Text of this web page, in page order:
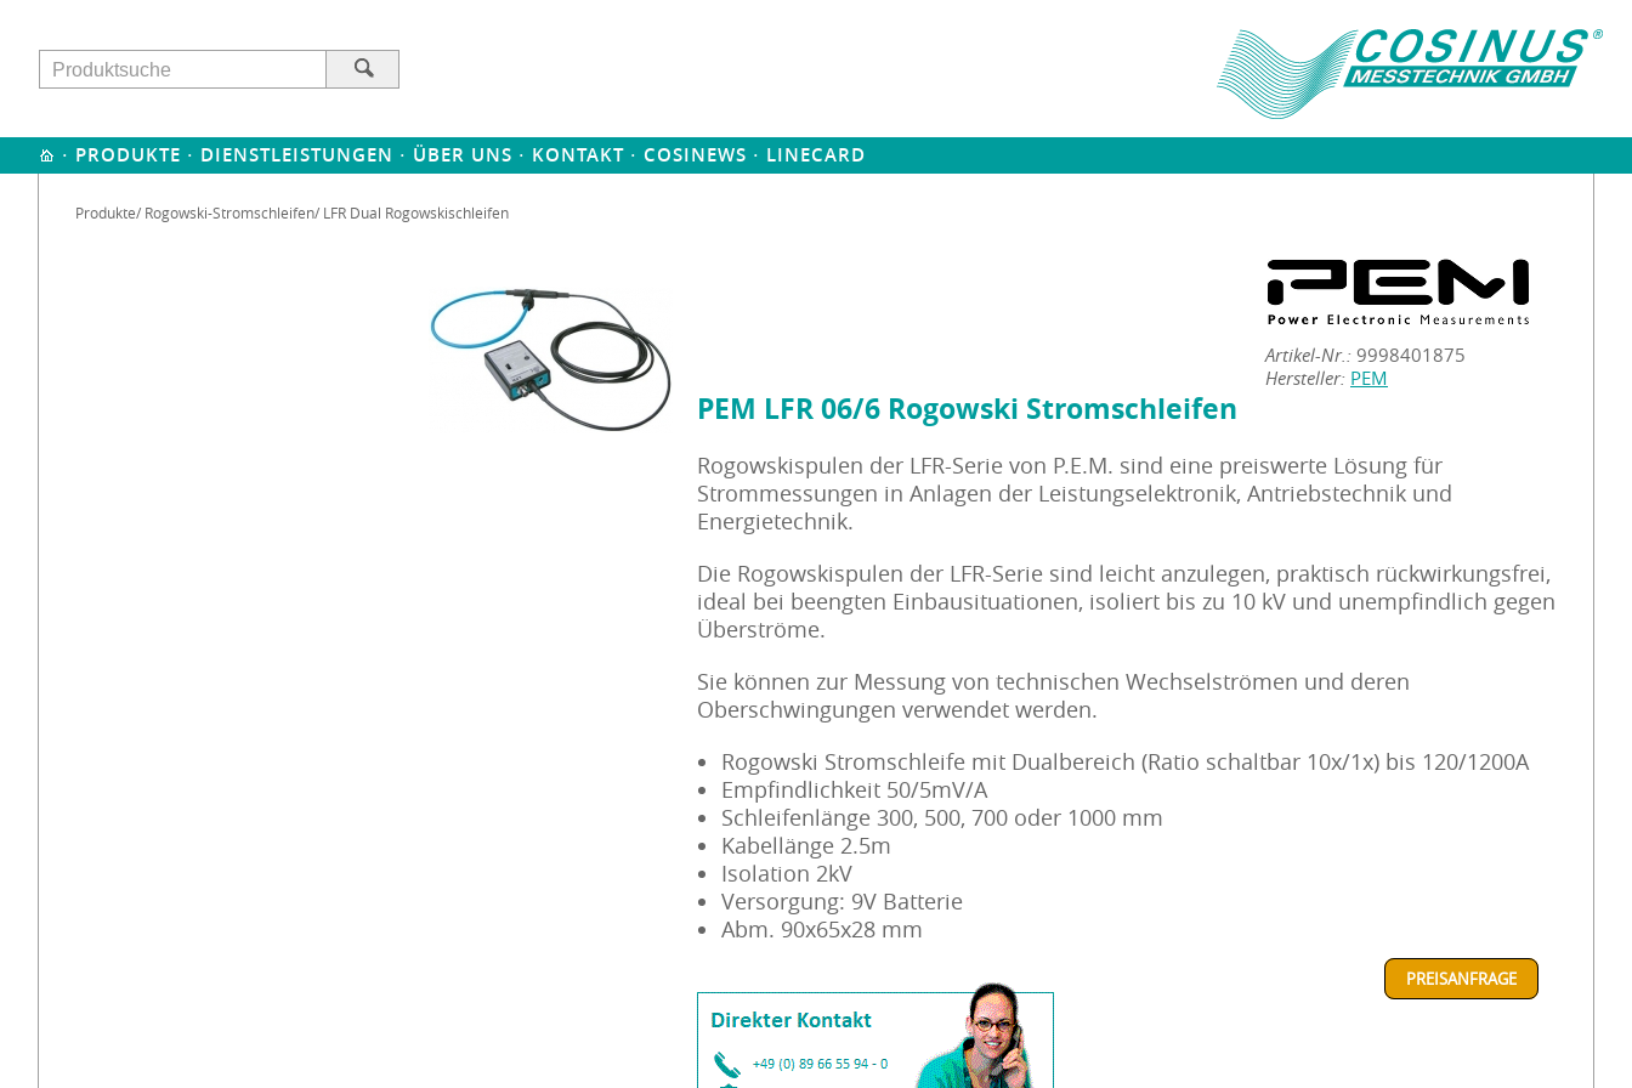
· PRODUKTE · DIENSTLEISTUNGEN · ÜBER UNS · KONTAKT · COSINEWS · LINECARD
Produkte/ Rogowski-Stromschleifen/ LFR Dual Rogowskischleifen
Artikel-Nr.: 9998401875
Hersteller: PEM
PEM LFR 06/6 Rogowski Stromschleifen
Rogowskispulen der LFR-Serie von P.E.M. sind eine preiswerte Lösung für
Strommessungen in Anlagen der Leistungselektronik, Antriebstechnik und
Energietechnik.
Die Rogowskispulen der LFR-Serie sind leicht anzulegen, praktisch rückwirkungsfrei,
ideal bei beengten Einbausituationen, isoliert bis zu 10 kV und unempfindlich gegen
Überströme.
Sie können zur Messung von technischen Wechselströmen und deren
Oberschwingungen verwendet werden.
Rogowski Stromschleife mit Dualbereich (Ratio schaltbar 10x/1x) bis 120/1200A
Empfindlichkeit 50/5mV/A
Schleifenlänge 300, 500, 700 oder 1000 mm
Kabellänge 2.5m
Isolation 2kV
Versorgung: 9V Batterie
Abm. 90x65x28 mm
PREISANFRAGE